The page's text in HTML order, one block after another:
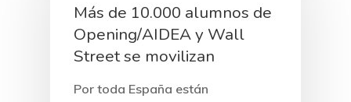
Más de 10.000 alumnos de
Opening/AIDEA y Wall
Street se movilizan
Por toda España están